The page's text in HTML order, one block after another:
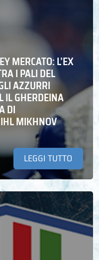
MERCATO: L’EX
I PALI DEL
AZZURRI
IL GHERDEINA
DI
MIKHNOV
LEGGI TUTTO